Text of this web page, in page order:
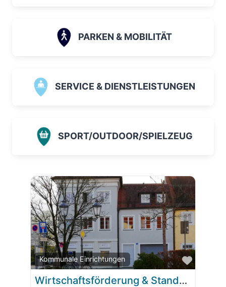
PARKEN & MOBILITÄT
SERVICE & DIENSTLEISTUNGEN
SPORT/OUTDOOR/SPIELZEUG
Kommunale Einrichtungen
Favorit
Wirtschaftsförderung & Standortentwicklung Wolfratshausen